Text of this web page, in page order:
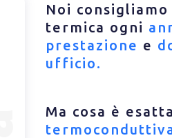
Noi
termica ogni
prestazione e
ufficio.
Ma cosa è